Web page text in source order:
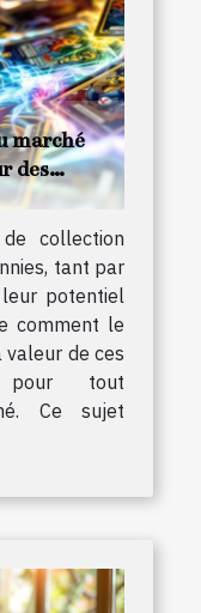
marché
des
collection
tant par
potentiel
comment le
de ces
tout
Ce sujet